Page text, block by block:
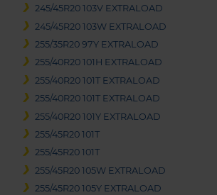
245/45R20 103V EXTRALOAD
245/45R20 103W EXTRALOAD
255/35R20 97Y EXTRALOAD
255/40R20 101H EXTRALOAD
255/40R20 101T EXTRALOAD
255/40R20 101T EXTRALOAD
255/40R20 101Y EXTRALOAD
255/45R20 101T
255/45R20 101T
255/45R20 105W EXTRALOAD
255/45R20 105Y EXTRALOAD